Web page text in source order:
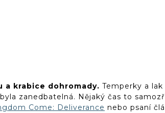
a krabice dohromady. Temperky a lak
zanedbatelná. Nějaký čas to
Come: Deliverance nebo psaní